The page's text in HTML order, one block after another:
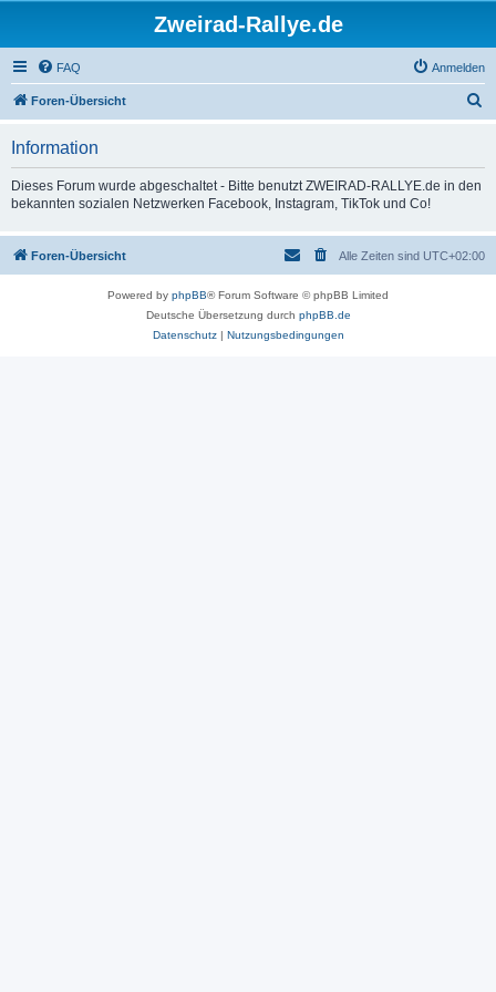
Zweirad-Rallye.de
FAQ Anmelden
Foren-Übersicht
Information
Dieses Forum wurde abgeschaltet - Bitte benutzt ZWEIRAD-RALLYE.de in den
bekannten sozialen Netzwerken Facebook, Instagram, TikTok und Co!
Foren-Übersicht Alle Zeiten sind UTC+02:00
Powered by phpBB® Forum Software © phpBB Limited
Deutsche Übersetzung durch phpBB.de
Datenschutz| Nutzungsbedingungen